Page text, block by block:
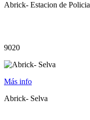
Abrick- Estacion de Policia
9020
Más info
Abrick- Selva